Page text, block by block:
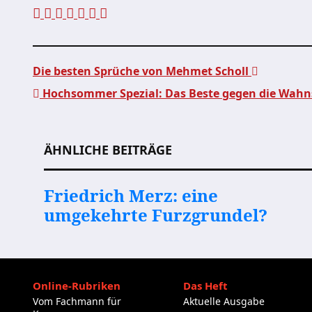
Die besten Sprüche von Mehmet Scholl
Hochsommer Spezial: Das Beste gegen die
ÄHNLICHE BEITRÄGE
Friedrich Merz: eine
umgekehrte Furzgrundel?
Online-Rubriken
Vom Fachmann für
Das Heft
Aktuelle Ausgabe